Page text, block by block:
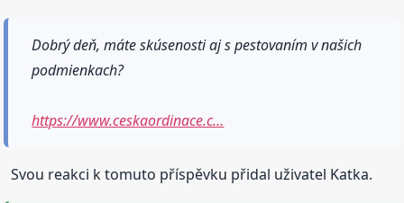
Dobrý deň, máte skúsenosti aj s pestovaním v našich
podmienkach?
https://www.ceskaordinace.c…
Svou reakci k tomuto příspěvku přidal uživatel Katka.